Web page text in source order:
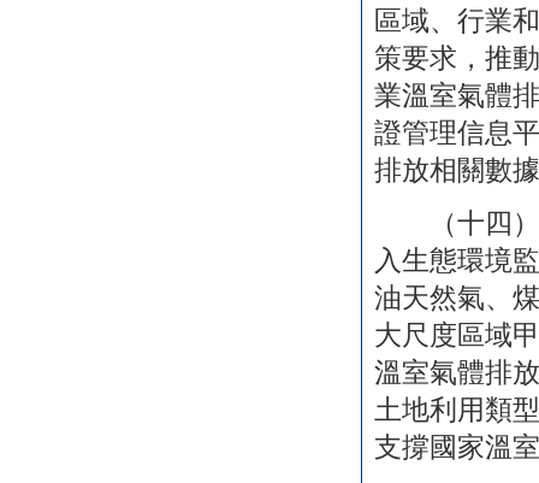
區域、行業
策要求，推
業溫室氣體
證管理信息
排放相關數
（十四）
入生態環境
油天然氣、
大尺度區域
溫室氣體排
土地利用類
支撐國家溫